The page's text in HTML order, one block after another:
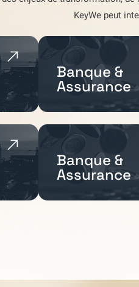
KeyWepeut
Banque &
Assurance
Banque &
Assurance